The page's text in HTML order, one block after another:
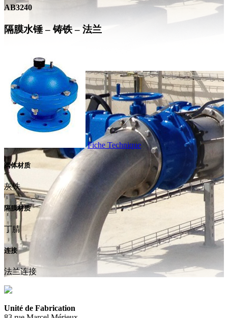
AB3240
隔膜水锤 – 铸铁 – 法兰
Fiche Technique
阀体材质
灰铁
隔膜材质
丁腈
连接
法兰连接
Unité de Fabrication